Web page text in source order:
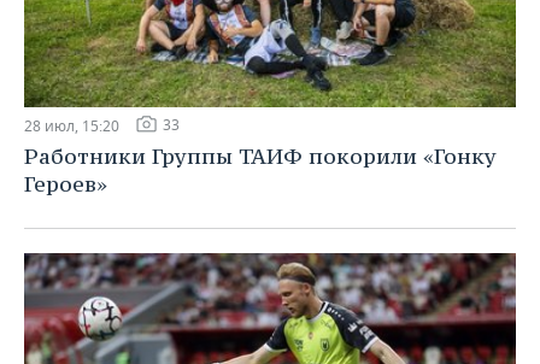
28 июл, 15:20 33
Работники Группы ТАИФ покорили «Гонку
Героев»